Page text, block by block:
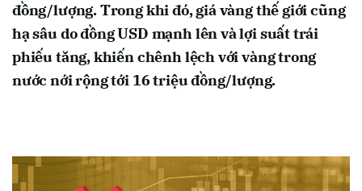
đồng/lượng. Trong khi đó, giá vàng thế giới cũng
hạ sâu do đồng USD mạnh lên và lợi suất trái
phiếu tăng, khiến chênh lệch với vàng trong
nước nới rộng tới 16 triệu đồng/lượng.